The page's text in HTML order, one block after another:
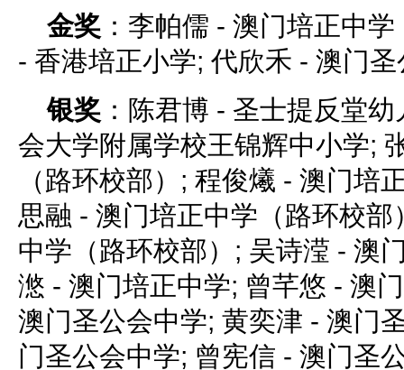
金奖 ：李帕儒 - 澳门培正中
- 香港培正小学; 代欣禾 - 澳门
银奖 ：陈君博 - 圣士提反堂
会大学附属学校王锦辉中小学;
（路环校部）; 程俊爔 - 澳门培
思融 - 澳门培正中学（路环校
中学（路环校部）; 吴诗滢 - 澳
滺 - 澳门培正中学; 曾芊悠 - 澳
澳门圣公会中学; 黄奕津 - 澳门
门圣公会中学; 曾宪信 - 澳门圣